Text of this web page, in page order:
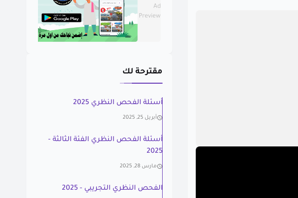
Ad
Preview
مقترحة لك
أسئلة الفحص النظري 2025
أبريل 25, 2025
أسئلة الفحص النظري الفئة الثالثة -
2025
مارس 28, 2025
الفحص النظري التجريبي - 2025